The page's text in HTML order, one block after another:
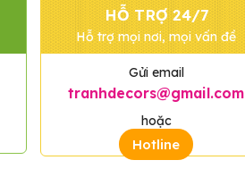
HỖ TRỢ 24/7
Hỗ trợ mọi nơi, mọi vấn đề
Gửi email
tranhdecors@gmail.com
hoặc
Hotline